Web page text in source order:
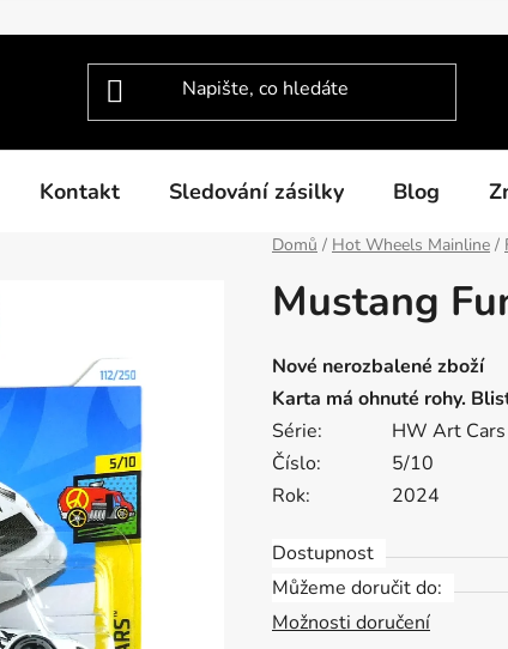
Kontakt Sledování zásilky Blog
Domů / Hot Wheels Mainline /
Mustang
Nové nerozbalené zboží
Karta má ohnuté rohy.
Série:
HW Art Cars
Číslo:
5/10
Rok:
2024
Dostupnost
Můžeme doručit do:
Možnosti doručení